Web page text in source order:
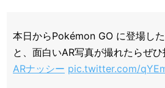
本日からPokémon GO に登場し
と、面白いAR写真が撮れたらぜ
ARナッシー pic.twitter.com/